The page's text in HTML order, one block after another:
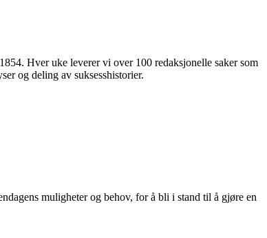
Hver uke leverer vi over 100 redaksjonelle saker som
og deling av suksesshistorier.
muligheter og behov, for å bli i stand til å gjøre en